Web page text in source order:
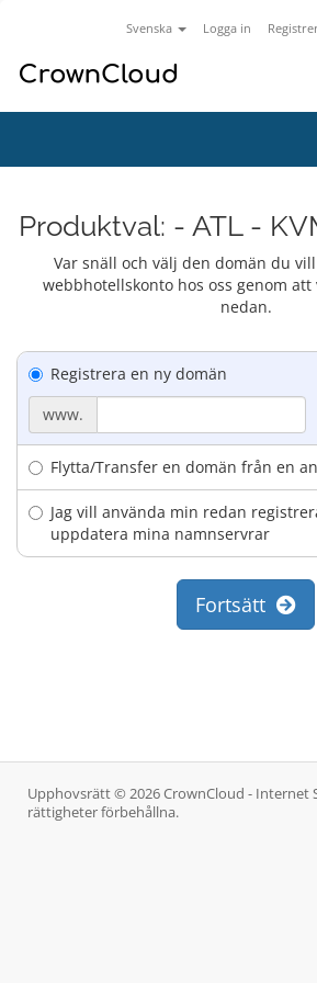
Svenska Logga in
Produktval: - ATL -
Var snäll och välj den domän du
webbhotellskonto hos oss genom
nedan.
Registrera en ny domän
www.
Flytta/Transfer en domän från en
Jag vill använda min redan
uppdatera mina namnservrar
Fortsätt
Upphovsrätt © 2026 CrownCloud - Internet
rättigheter förbehållna.